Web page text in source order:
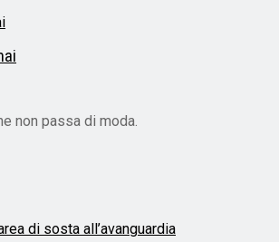
non passa di moda.